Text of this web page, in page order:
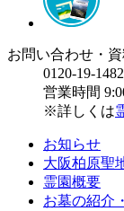
お問い合わせ・
0120-19-1482
営業時間
※詳しくは
お知らせ
大阪柏原聖
霊園概要
お墓の紹介